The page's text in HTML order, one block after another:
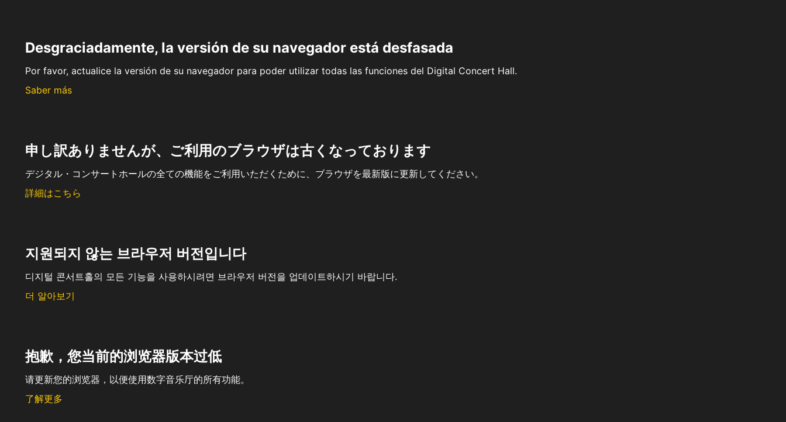
Desgraciadamente, la versión de su navegador está desfasada
Por favor, actualice la versión de su navegador para poder utilizar todas las funciones del Digital Concert Hall.
Saber más
申し訳ありませんが、ご利用のブラウザは古くなっております
デジタル・コンサートホールの全ての機能をご利用いただくために、ブラウザを最新版に更新してください。
詳細はこちら
지원되지 않는 브라우저 버전입니다
디지털 콘서트홀의 모든 기능을 사용하시려면 브라우저 버전을 업데이트하시기 바랍니다.
더 알아보기
抱歉，您当前的浏览器版本过低
请更新您的浏览器，以便使用数字音乐厅的所有功能。
了解更多